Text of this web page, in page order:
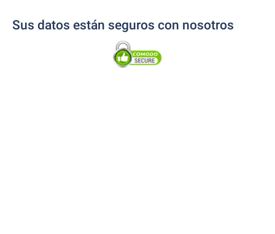
Sus datos están seguros con nosotros